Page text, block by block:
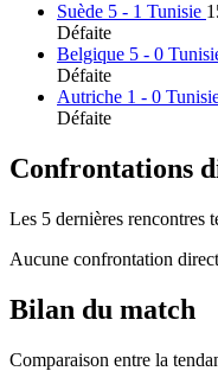
Suède 5 - 1 Tunisie
Défaite
Belgique 5 - 0
Défaite
Autriche 1 - 0
Défaite
Confrontations
Les 5 dernières rencontres
Aucune confrontation
Bilan du match
Comparaison entre la